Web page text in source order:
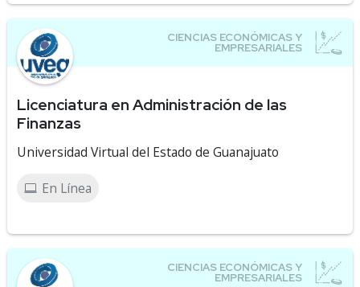
Licenciatura en Administración de las
Finanzas
Universidad Virtual del Estado de Guanajuato
En Línea